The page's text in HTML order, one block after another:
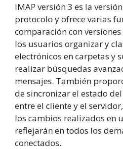
IMAP versión 3 es la
protocolo y ofrece varias
comparación con
los usuarios organizar y
electrónicos en carpetas y
realizar búsquedas
mensajes. También
de sincronizar el estado
entre el cliente y el
los cambios realizados en
reflejarán en todos los
conectados.